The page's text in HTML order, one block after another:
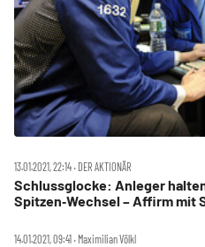
13.01.2021, 22:14 ‧ DER AKTIONÄR
Schlussglocke: Anleger
Spitzen‑Wechsel – Affirm mit
14.01.2021, 09:41 ‧ Maximilian Völkl